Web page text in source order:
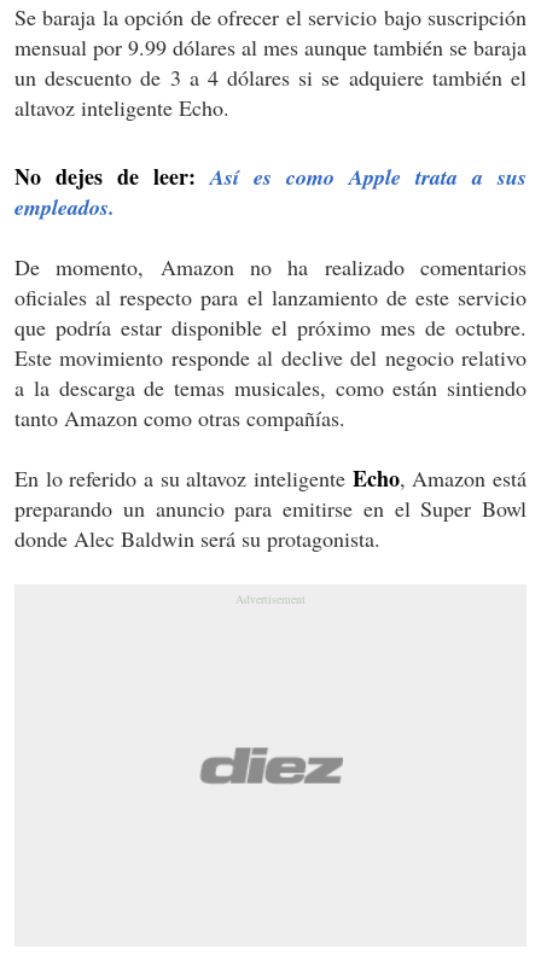
Se baraja la opción de ofrecer el servicio bajo suscripción
mensual por 9.99 dólares al mes aunque también se baraja
un descuento de 3 a 4 dólares si se adquiere también el
altavoz inteligente Echo.
No dejes de leer:Así es como Apple trata a sus
empleados.
De momento, Amazon no ha realizado comentarios
oficiales al respecto para el lanzamiento de este servicio
que podría estar disponible el próximo mes de octubre.
Este movimiento responde al declive del negocio relativo
a la descarga de temas musicales, como están sintiendo
tanto Amazon como otras compañías.
En lo referido a su altavoz inteligente Echo, Amazon está
preparando un anuncio para emitirse en el Super Bowl
donde Alec Baldwin será su protagonista.